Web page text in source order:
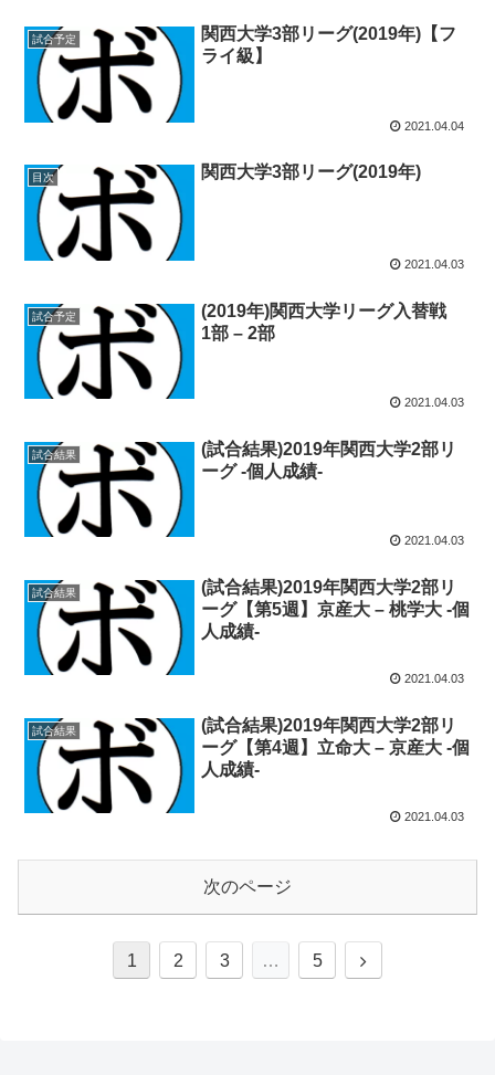
試合予定
関西大学3部リーグ(2019年)【フ
ライ級】
2021.04.04
目次 関西大学3部リーグ(2019年)
2021.04.03
試合予定
(2019年)関西大学リーグ入替戦
1部 – 2部
2021.04.03
試合結果
(試合結果)2019年関西大学2部リ
ーグ -個人成績-
2021.04.03
試合結果
(試合結果)2019年関西大学2部リ
ーグ【第5週】京産大 – 桃学大 -個
人成績-
2021.04.03
試合結果
(試合結果)2019年関西大学2部リ
ーグ【第4週】立命大 – 京産大 -個
人成績-
2021.04.03
次のページ
1 2 3 … 5
次